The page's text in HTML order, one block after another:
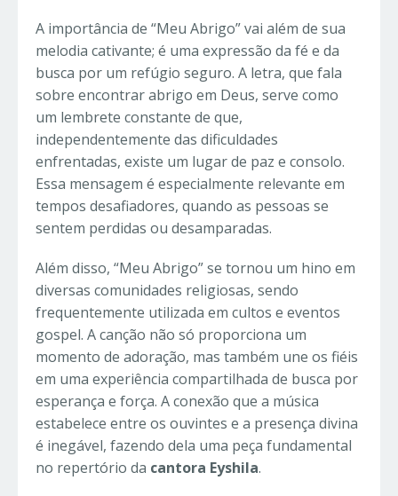
A importância de “Meu Abrigo” vai além de sua
melodia cativante; é uma expressão da fé e da
busca por um refúgio seguro. A letra, que fala
sobre encontrar abrigo em Deus, serve como
um lembrete constante de que,
independentemente das dificuldades
enfrentadas, existe um lugar de paz e consolo.
Essa mensagem é especialmente relevante em
tempos desafiadores, quando as pessoas se
sentem perdidas ou desamparadas.
Além disso, “Meu Abrigo” se tornou um hino em
diversas comunidades religiosas, sendo
frequentemente utilizada em cultos e eventos
gospel. A canção não só proporciona um
momento de adoração, mas também une os fiéis
em uma experiência compartilhada de busca por
esperança e força. A conexão que a música
estabelece entre os ouvintes e a presença divina
é inegável, fazendo dela uma peça fundamental
no repertório da cantora Eyshila.